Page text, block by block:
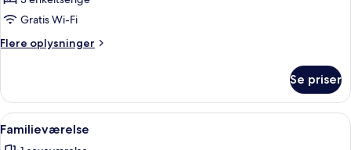
til
3
personer
Gratis Wi-Fi
Flere oplysninger
Flere
til
personer
Se priser
Indlæs
alle
Familieværelse | Minibar,
1
Familieværelse